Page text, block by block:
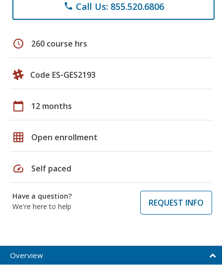
phone Call Us: 855.520.6806
schedule 260 course hrs
Code ES-GES2193
calendar_today 12 months
grid_on Open enrollment
speed Self paced
Have a question?
We're here to help
REQUEST INFO
Overview